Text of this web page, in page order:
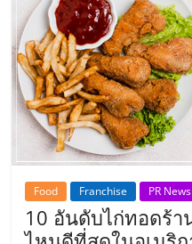
แฟ
รน
ไชส์
ขาย
หน้า
Food Franchise PR News
10 อันดับไก่ทอดร้า